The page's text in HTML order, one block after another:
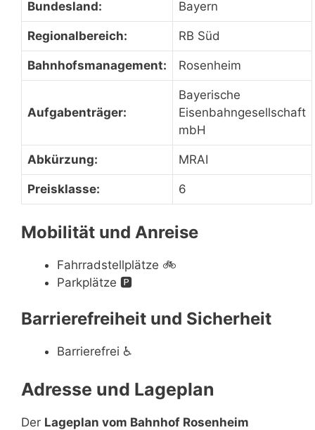
Bundesland: Bayern
Regionalbereich: RB Süd
Bahnhofsmanagement: Rosenheim
Aufgabenträger:
Bayerische
Eisenbahngesellschaft
mbH
Abkürzung: MRAI
Preisklasse: 6
Mobilität und Anreise
Fahrradstellplätze 🚲
Parkplätze 🅿️
Barrierefreiheit und Sicherheit
Barrierefrei ♿
Adresse und Lageplan
Der Lageplan vom Bahnhof Rosenheim